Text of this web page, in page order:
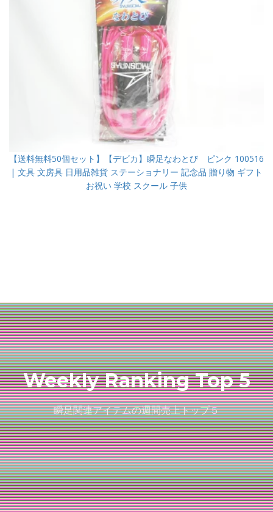
【送料無料50個セット】【デビカ】瞬足なわとび ピンク 100516
| 文具 文房具 日用品雑貨 ステーショナリー 記念品 贈り物 ギフト
お祝い 学校 スクール 子供
Weekly Ranking Top 5
瞬足関連アイテムの週間売上トップ５